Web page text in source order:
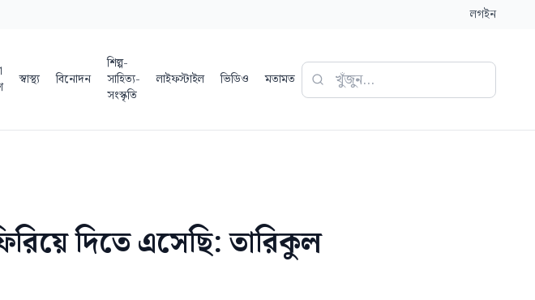
লগইন
স্বাস্থ্য বিনোদন
শিল্প-
সাহিত্য-
সংস্কৃতি
লাইফস্টাইল ভিডিও মতামত
দিতে এসেছি: তারিকুল